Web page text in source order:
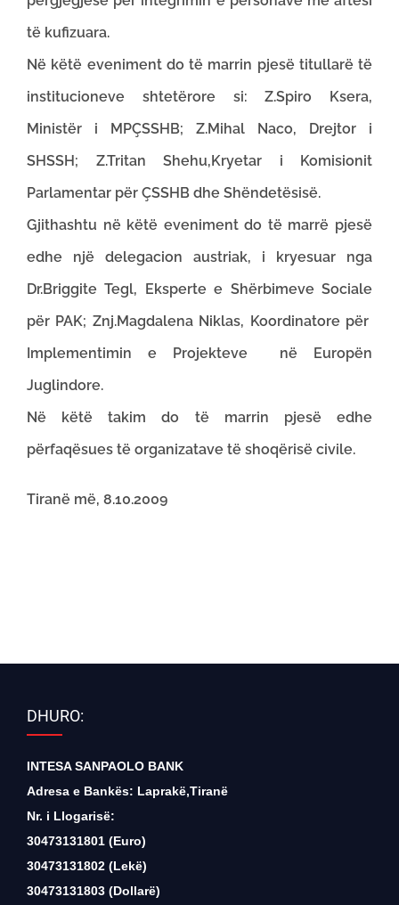
të kufizuara.
Në këtë eveniment do të marrin pjesë titullarë të
institucioneve shtetërore si: Z.Spiro Ksera,
Ministër i MPÇSSHB; Z.Mihal Naco, Drejtor i
SHSSH; Z.Tritan Shehu,Kryetar i Komisionit
Parlamentar për ÇSSHB dhe Shëndetësisë.
Gjithashtu në këtë eveniment do të marrë pjesë
edhe një delegacion austriak, i kryesuar nga
Dr.Briggite Tegl, Eksperte e Shërbimeve Sociale
për PAK; Znj.Magdalena Niklas, Koordinatore për
Implementimin e Projekteve në Europën
Juglindore.
Në këtë takim do të marrin pjesë edhe
përfaqësues të organizatave të shoqërisë civile.
Tiranë më, 8.10.2009
DHURO:
INTESA SANPAOLO BANK
Adresa e Bankës: Laprakë,Tiranë
Nr. i Llogarisë:
30473131801 (Euro)
30473131802 (Lekë)
30473131803 (Dollarë)